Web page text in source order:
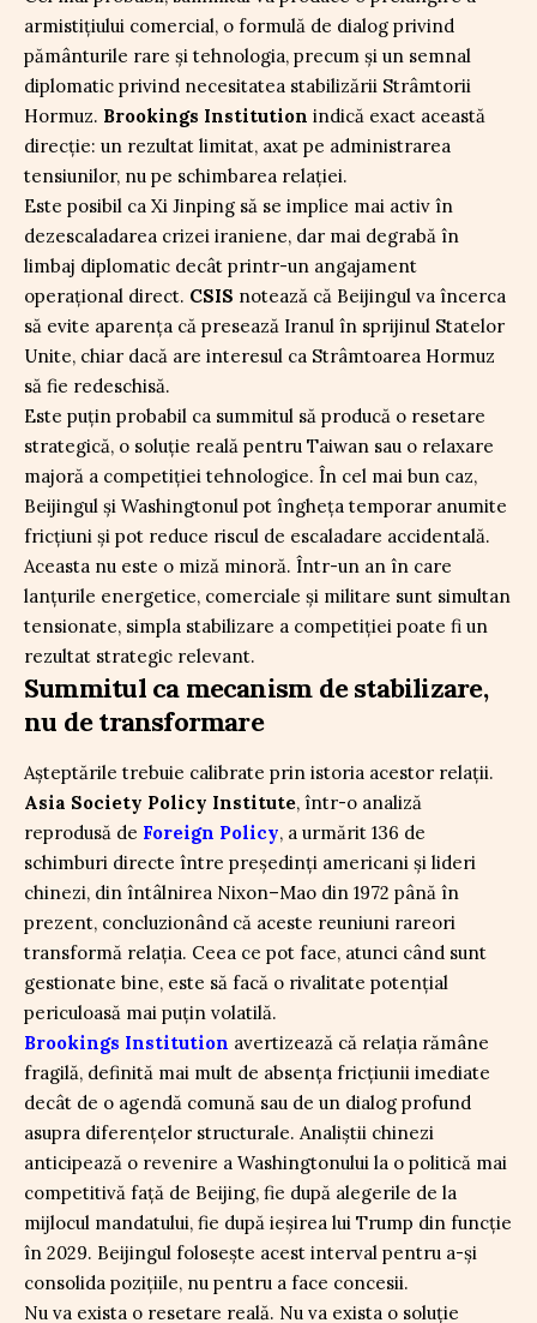
armistițiului comercial, o formulă de dialog privind
pământurile rare și tehnologia, precum și un semnal
diplomatic privind necesitatea stabilizării Strâmtorii
Hormuz. Brookings Institution indică exact această
direcție: un rezultat limitat, axat pe administrarea
tensiunilor, nu pe schimbarea relației.
Este posibil ca Xi Jinping să se implice mai activ în
dezescaladarea crizei iraniene, dar mai degrabă în
limbaj diplomatic decât printr-un angajament
operațional direct. CSIS notează că Beijingul va încerca
să evite aparența că presează Iranul în sprijinul Statelor
Unite, chiar dacă are interesul ca Strâmtoarea Hormuz
să fie redeschisă.
Este puțin probabil ca summitul să producă o resetare
strategică, o soluție reală pentru Taiwan sau o relaxare
majoră a competiției tehnologice. În cel mai bun caz,
Beijingul și Washingtonul pot îngheța temporar anumite
fricțiuni și pot reduce riscul de escaladare accidentală.
Aceasta nu este o miză minoră. Într-un an în care
lanțurile energetice, comerciale și militare sunt simultan
tensionate, simpla stabilizare a competiției poate fi un
rezultat strategic relevant.
Summitul ca mecanism de stabilizare,
nu de transformare
Așteptările trebuie calibrate prin istoria acestor relații.
Asia Society Policy Institute, într-o analiză
reprodusă de Foreign Policy, a urmărit 136 de
schimburi directe între președinți americani și lideri
chinezi, din întâlnirea Nixon–Mao din 1972 până în
prezent, concluzionând că aceste reuniuni rareori
transformă relația. Ceea ce pot face, atunci când sunt
gestionate bine, este să facă o rivalitate potențial
periculoasă mai puțin volatilă.
Brookings Institution avertizează că relația rămâne
fragilă, definită mai mult de absența fricțiunii imediate
decât de o agendă comună sau de un dialog profund
asupra diferențelor structurale. Analiștii chinezi
anticipează o revenire a Washingtonului la o politică mai
competitivă față de Beijing, fie după alegerile de la
mijlocul mandatului, fie după ieșirea lui Trump din funcție
în 2029. Beijingul folosește acest interval pentru a-și
consolida pozițiile, nu pentru a face concesii.
Nu va exista o resetare reală. Nu va exista o soluție